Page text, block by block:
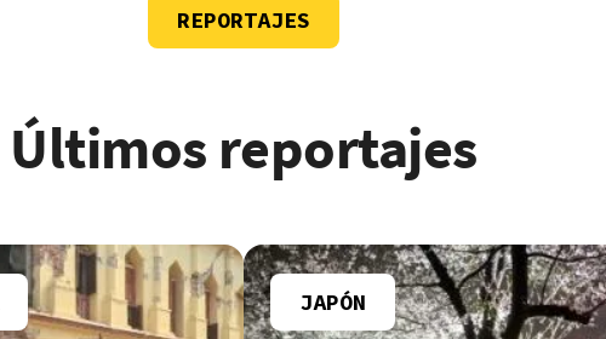
REPORTAJES
Últimos reportajes
JAPÓN